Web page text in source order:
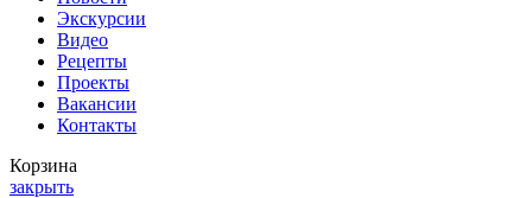
Экскурсии
Видео
Рецепты
Проекты
Вакансии
Контакты
Корзина
закрыть